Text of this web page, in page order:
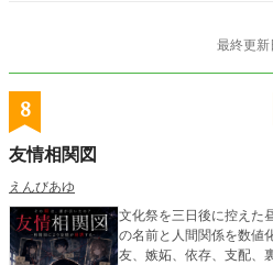
最終更
8
友情相関図
えんびあゆ
文化祭を三日後に控えた
の名前と人間関係を数値
友、嫉妬、依存、支配